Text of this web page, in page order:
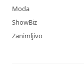
Moda
ShowBiz
Zanimljivo